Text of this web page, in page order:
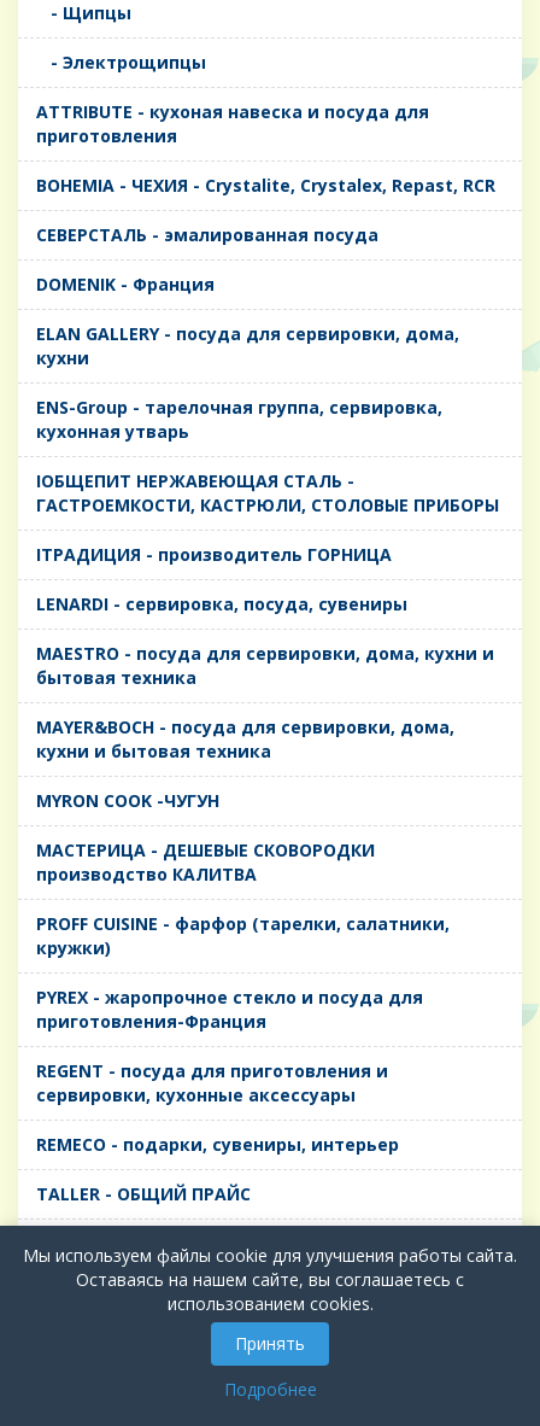
- Щипцы
- Электрощипцы
ATTRIBUTE - кухоная навеска и посуда для
приготовления
BOHEMIA - ЧЕХИЯ - Crystalite, Crystalex, Repast, RCR
CЕВЕРСТАЛЬ - эмалированная посуда
DOMENIK - Франция
ELAN GALLERY - посуда для сервировки, дома,
кухни
ENS-Group - тарелочная группа, сервировка,
кухонная утварь
IОБЩЕПИТ НЕРЖАВЕЮЩАЯ СТАЛЬ -
ГАСТРОЕМКОСТИ, КАСТРЮЛИ, СТОЛОВЫЕ ПРИБОРЫ
IТРАДИЦИЯ - производитель ГОРНИЦА
LENARDI - сервировка, посуда, сувениры
MAESTRO - посуда для сервировки, дома, кухни и
бытовая техника
MAYER&BOCH - посуда для сервировки, дома,
кухни и бытовая техника
MYRON COOK -ЧУГУН
MАСТЕРИЦА - ДЕШЕВЫЕ СКОВОРОДКИ
производство КАЛИТВА
PROFF CUISINE - фарфор (тарелки, салатники,
кружки)
PYREX - жаропрочное стекло и посуда для
приготовления-Франция
REGENT - посуда для приготовления и
сервировки, кухонные аксессуары
REMECO - подарки, сувениры, интерьер
TALLER - ОБЩИЙ ПРАЙС
TIMA - посуда для приготовления и сервировки,
кухонные аксессуары
БИОСТАЛЬ - ТЕРМОСА
Мы используем файлы cookie для улучшения работы сайта.
Оставаясь на нашем сайте, вы соглашаетесь с
использованием cookies.
Принять
Подробнее